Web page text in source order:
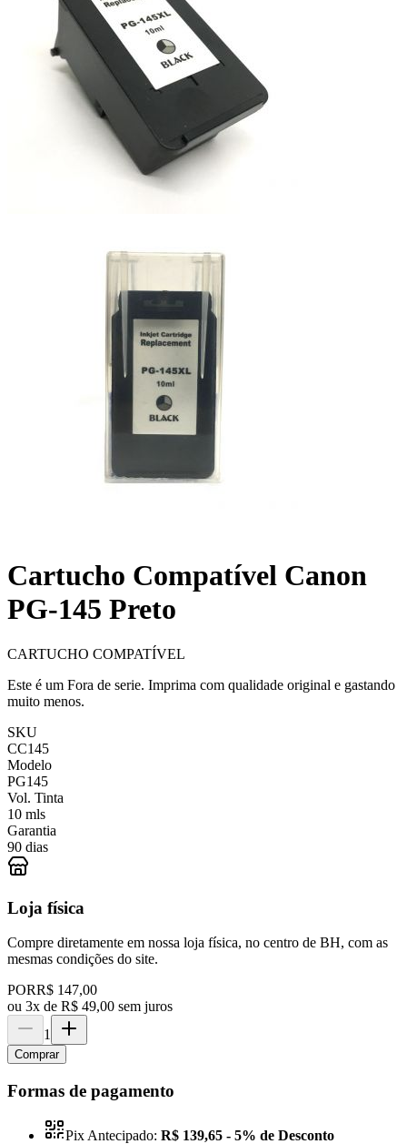
Cartucho Compatível Canon
PG-145 Preto
CARTUCHO COMPATÍVEL
Este é um Fora de serie. Imprima com qualidade original e gastando
muito menos.
SKU
CC145
Modelo
PG145
Vol. Tinta
10 mls
Garantia
90 dias
Loja física
Compre diretamente em nossa loja física, no centro de BH, com as
mesmas condições do site.
PORR$ 147,00
ou 3x de R$ 49,00 sem juros
1
Comprar
Formas de pagamento
Pix Antecipado: R$ 139,65 - 5% de Desconto